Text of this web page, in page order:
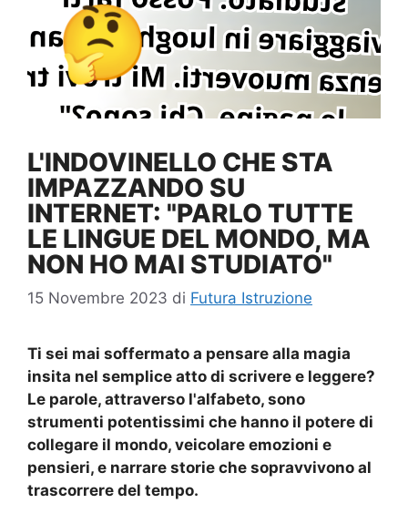
L'INDOVINELLO CHE STA
IMPAZZANDO SU
INTERNET: "PARLO TUTTE
LE LINGUE DEL MONDO, MA
NON HO MAI STUDIATO"
15 Novembre 2023 di Futura Istruzione
Ti sei mai soffermato a pensare alla magia
insita nel semplice atto di scrivere e leggere?
Le parole, attraverso l'alfabeto, sono
strumenti potentissimi che hanno il potere di
collegare il mondo, veicolare emozioni e
pensieri, e narrare storie che sopravvivono al
trascorrere del tempo.